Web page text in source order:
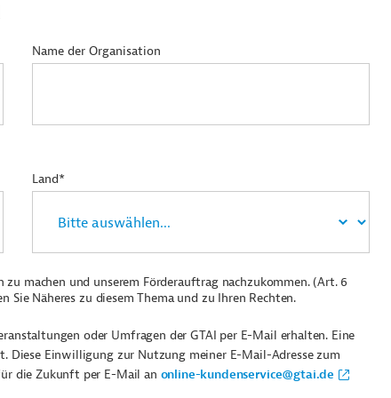
Name der Organisation
Land*
machen und unserem Förderauftrag nachzukommen. (Art. 6
Sie Näheres zu diesem Thema und zu Ihren Rechten.
oder Umfragen der GTAI per E-Mail erhalten. Eine
Diese Einwilligung zur Nutzung meiner E-Mail-Adresse zum
die Zukunft per E-Mail an online-kundenservice@gtai.de